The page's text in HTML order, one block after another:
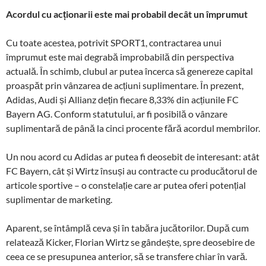
Acordul cu acționarii este mai probabil decât un împrumut
Cu toate acestea, potrivit SPORT1, contractarea unui
împrumut este mai degrabă improbabilă din perspectiva
actuală. În schimb, clubul ar putea încerca să genereze capital
proaspăt prin vânzarea de acțiuni suplimentare. În prezent,
Adidas, Audi și Allianz dețin fiecare 8,33% din acțiunile FC
Bayern AG. Conform statutului, ar fi posibilă o vânzare
suplimentară de până la cinci procente fără acordul membrilor.
Un nou acord cu Adidas ar putea fi deosebit de interesant: atât
FC Bayern, cât și Wirtz însuși au contracte cu producătorul de
articole sportive – o constelație care ar putea oferi potențial
suplimentar de marketing.
Aparent, se întâmplă ceva și în tabăra jucătorilor. După cum
relatează Kicker, Florian Wirtz se gândește, spre deosebire de
ceea ce se presupunea anterior, să se transfere chiar în vară.